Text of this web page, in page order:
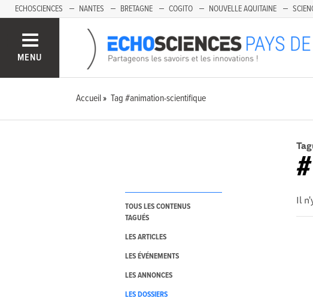
ECHOSCIENCES NANTES BRETAGNE COGITO NOUVELLE AQUITAINE
MENU
Accueil Tag #animation-scientifique
TOUS LES CONTENUS
TAGUÉS
LES ARTICLES
LES ÉVÉNEMENTS
LES ANNONCES
LES DOSSIERS
Il